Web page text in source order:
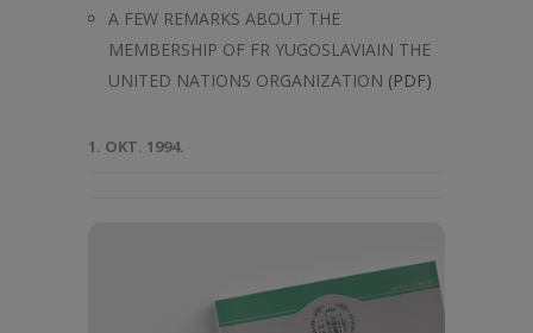
A FEW REMARKS ABOUT THE
MEMBERSHIP OF FR YUGOSLAVIAIN THE
UNITED NATIONS ORGANIZATION (PDF)
1. OKT. 1994.